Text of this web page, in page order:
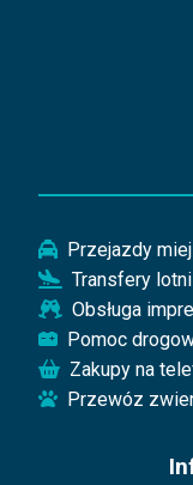
Przejazdy
Transfery
Obsługa
Pomoc
Zakupy na
Przewóz